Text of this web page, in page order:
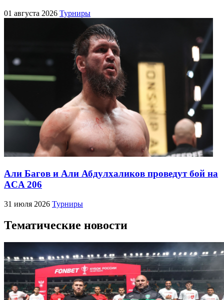
01 августа 2026 Турниры
Али Багов и Али Абдулхаликов проведут бой на
ACA 206
31 июля 2026 Турниры
Тематические новости